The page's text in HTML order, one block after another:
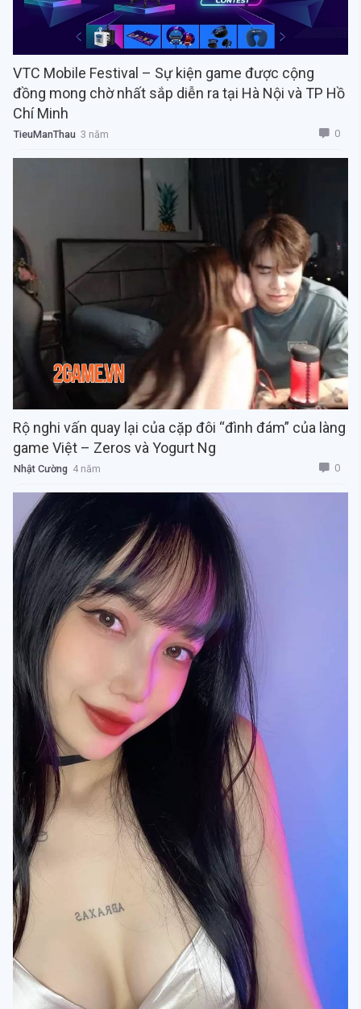
VTC Mobile Festival – Sự kiện game được cộng
đồng mong chờ nhất sắp diễn ra tại Hà Nội và TP Hồ
Chí Minh
TieuManThau 3 năm 0
Rộ nghi vấn quay lại của cặp đôi “đình đám” của làng
game Việt – Zeros và Yogurt Ng
Nhật Cường 4 năm 0